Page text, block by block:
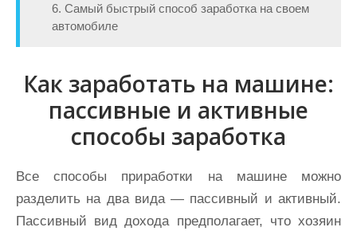
6. Самый быстрый способ заработка на своем
автомобиле
Как заработать на машине:
пассивные и активные
способы заработка
Все способы приработки на машине можно
разделить на два вида — пассивный и активный.
Пассивный вид дохода предполагает, что хозяин